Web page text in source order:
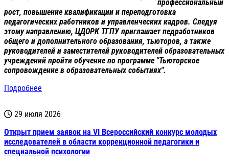
профессиональный
рост, повышение квалификации и переподготовка
педагогических работников и управленческих кадров. Следуя
этому направлению, ЦДОРК ТГПУ приглашает педработников
общего и дополнительного образования, тьюторов, а также
руководителей и заместителей руководителей образовательных
учреждений пройти обучение по программе "Тьюторское
сопровождение в образовательных событиях".
Подробнее
29 июля 2026
Открыт прием заявок на VI Всероссийский конкурс молодых
исследователей в области коррекционной педагогики и
специальной психологии